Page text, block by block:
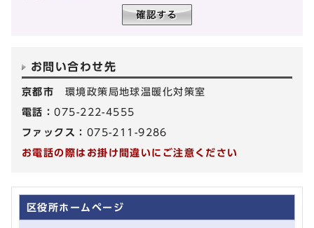
お問い合わせ先
京都市 環境政策局地球温暖化対策室
電話：075-222-4555
ファックス： 075-211-9286
お電話の際はお掛け間違いにご注意ください
区役所ホームページ